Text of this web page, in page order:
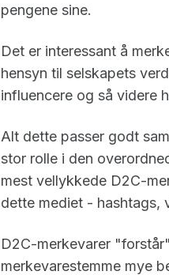
pengene sine.
Det er interessant å
hensyn til selskapets
influencere og så videre
Alt dette passer godt
stor rolle i den
mest vellykkede D2C-
dette mediet - hashtags,
D2C-merkevarer
merkevarestemme mye